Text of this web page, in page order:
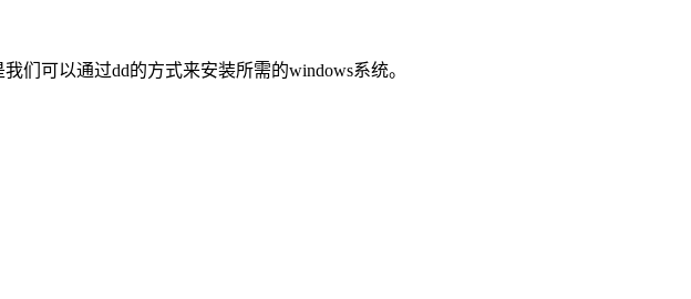
们可以通过dd的方式来安装所需的windows系统。